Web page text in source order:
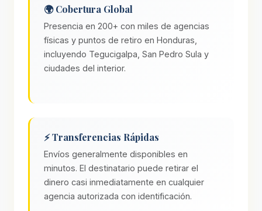
🌍 Cobertura Global
Presencia en 200+ con miles de agencias
físicas y puntos de retiro en Honduras,
incluyendo Tegucigalpa, San Pedro Sula y
ciudades del interior.
⚡ Transferencias Rápidas
Envíos generalmente disponibles en
minutos. El destinatario puede retirar el
dinero casi inmediatamente en cualquier
agencia autorizada con identificación.